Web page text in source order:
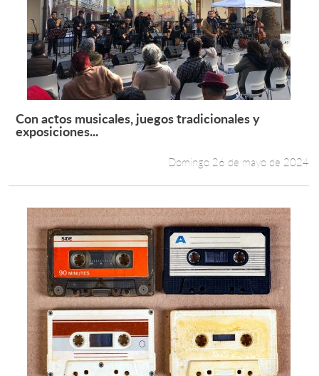
Leer más +
Con actos musicales, juegos tradicionales y
exposiciones...
Domingo 26 de mayo de 2024